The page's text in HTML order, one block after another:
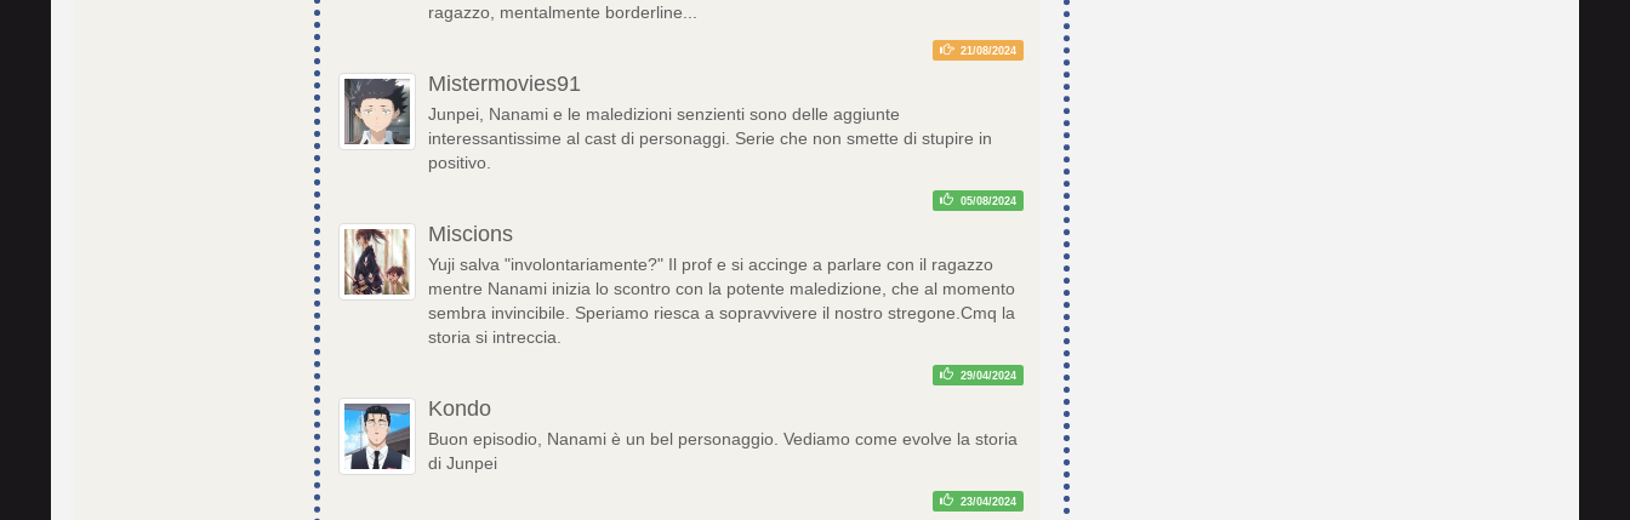
ragazzo, mentalmente borderline...
21/08/2024
Mistermovies91
Junpei, Nanami e le maledizioni senzienti sono delle aggiunte
interessantissime al cast di personaggi. Serie che non smette di stupire in
positivo.
05/08/2024
Miscions
Yuji salva "involontariamente?" Il prof e si accinge a parlare con il ragazzo
mentre Nanami inizia lo scontro con la potente maledizione, che al momento
sembra invincibile. Speriamo riesca a sopravvivere il nostro stregone.Cmq la
storia si intreccia.
29/04/2024
Kondo
Buon episodio, Nanami è un bel personaggio. Vediamo come evolve la storia
di Junpei
23/04/2024